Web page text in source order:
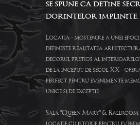
se spune ca detine
dorintelor implinite.
Locatia - mostenire a unei
defineste realitatea
decorul pretios al interioarelor
de la inceput de secol XX -
perfect pentru evenimente
unice si de exceptie
Sala "Queen Mary" & Ballroom